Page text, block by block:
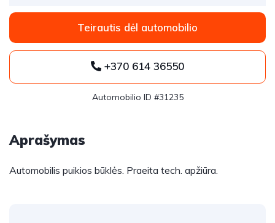
Teirautis dėl automobilio
+370 614 36550
Automobilio ID #31235
Aprašymas
Automobilis puikios būklės. Praeita tech. apžiūra.